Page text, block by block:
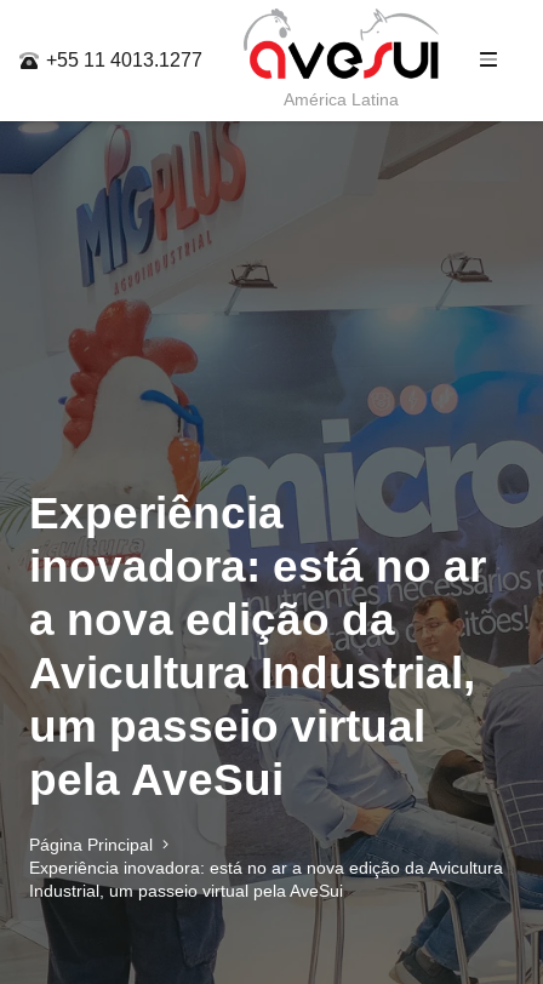
+55 11 4013.1277
América Latina
Experiência
inovadora: está no ar
a nova edição da
Avicultura Industrial,
um passeio virtual
pela AveSui
Página Principal
Experiência inovadora: está no ar a nova edição da Avicultura
Industrial, um passeio virtual pela AveSui